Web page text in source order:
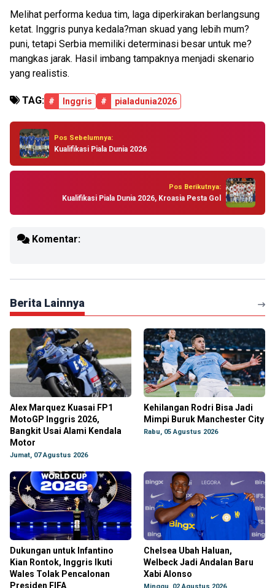
Melihat performa kedua tim, laga diperkirakan berlangsung
ketat. Inggris punya kedala?man skuad yang lebih mum?
puni, tetapi Serbia memiliki determinasi besar untuk me?
mangkas jarak. Hasil imbang tampaknya menjadi skenario
yang realistis.
TAG: # Inggris # pialadunia2026
Pos Sebelumnya:
Kualifikasi Piala Dunia 2026
Pos Berikutnya:
Kualifikasi Piala Dunia 2026, Kroasia Pesta Gol
Komentar:
Berita Lainnya
Alex Marquez Kuasai FP1
MotoGP Inggris 2026,
Bangkit Usai Alami Kendala
Motor
Jumat, 07 Agustus 2026
Kehilangan Rodri Bisa Jadi
Mimpi Buruk Manchester City
Rabu, 05 Agustus 2026
Dukungan untuk Infantino
Kian Rontok, Inggris Ikuti
Wales Tolak Pencalonan
Presiden FIFA
Chelsea Ubah Haluan,
Welbeck Jadi Andalan Baru
Xabi Alonso